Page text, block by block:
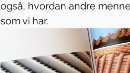
også, hvordan andre
som vi har.